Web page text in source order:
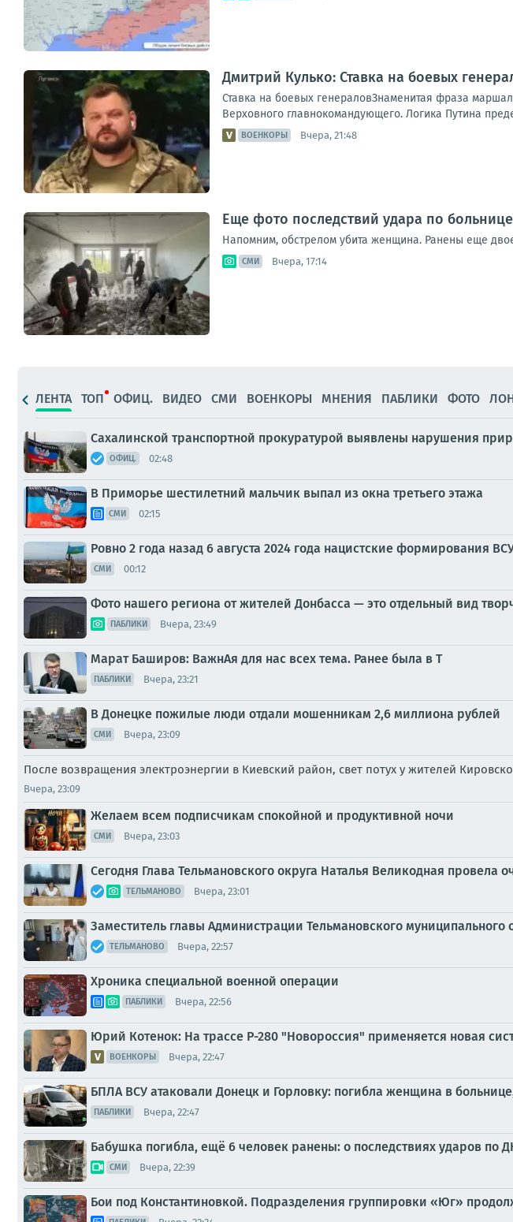
Дмитрий Кулько: Ставка на боевых
Ставка на боевых генераловЗнаменитая фраза
Верховного главнокомандующего. Логика Путина
ВОЕНКОРЫ Вчера, 21:48
Еще фото последствий удара по
Напомним, обстрелом убита женщина. Ранены еще
СМИ Вчера, 17:14
ЛЕНТА ТОП ОФИЦ. ВИДЕО СМИ ВОЕНКОРЫ МНЕНИЯ ПАБЛИКИ ФОТО
Сахалинской транспортной прокуратурой выявлены нарушения
ОФИЦ. 02:48
В Приморье шестилетний мальчик выпал из окна третьего этажа
СМИ 02:15
Ровно 2 года назад 6 августа 2024 года нацистские формирования
СМИ 00:12
Фото нашего региона от жителей Донбасса — это отдельный вид
ПАБЛИКИ Вчера, 23:49
Марат Баширов: ВажнАя для нас всех тема. Ранее была в Т
ПАБЛИКИ Вчера, 23:21
В Донецке пожилые люди отдали мошенникам 2,6 миллиона рублей
СМИ Вчера, 23:09
После возвращения электроэнергии в Киевский район, свет потух у жителей
Вчера, 23:09
Желаем всем подписчикам спокойной и продуктивной ночи
СМИ Вчера, 23:03
Сегодня Глава Тельмановского округа Наталья Великодная
ТЕЛЬМАНОВО Вчера, 23:01
Заместитель главы Администрации Тельмановского муниципального
ТЕЛЬМАНОВО Вчера, 22:57
Хроника специальной военной операции
ПАБЛИКИ Вчера, 22:56
Юрий Котенок: На трассе Р-280 "Новороссия" применяется новая
ВОЕНКОРЫ Вчера, 22:47
БПЛА ВСУ атаковали Донецк и Горловку: погибла женщина в
ПАБЛИКИ Вчера, 22:47
Бабушка погибла, ещё 6 человек ранены: о последствиях ударов по
СМИ Вчера, 22:39
Бои под Константиновкой. Подразделения группировки «Юг»